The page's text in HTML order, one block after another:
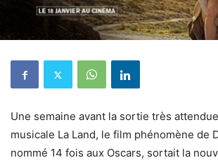
Une semaine avant la sortie très
musicale La Land, le film phénomène de
nommé 14 fois aux Oscars, sortait la